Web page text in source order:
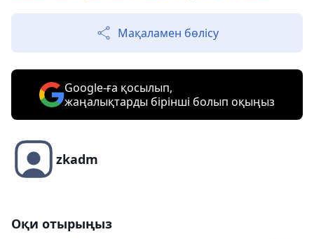
Мақаламен бөлісу
Google-ға қосылып,
жаңалықтарды бірінші болып оқыңыз
zkadm
Оқи отырыңыз